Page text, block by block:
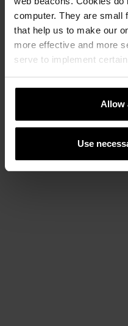
computer. They are small
that help us to make our
more effective and more
serve to implement
Allow
Use
For å gjenspeile de reelle
teglverk, anbefaler vi
25/75, 50/50, 50/25/25 eller